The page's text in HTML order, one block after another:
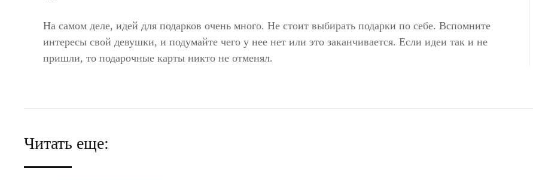
На самом деле, идей для подарков очень много. Не стоит выбирать подарки по себе. Вспомните
интересы свой девушки, и подумайте чего у нее нет или это заканчивается. Если идеи так и не
пришли, то подарочные карты никто не отменял.
Читать еще: